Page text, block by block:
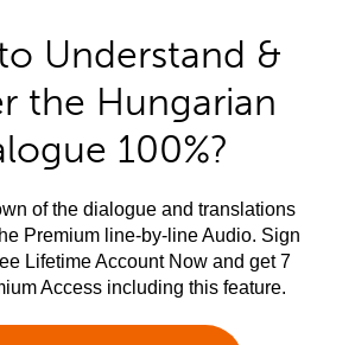
Understand &
the Hungarian
100%?
of the dialogue and translations
Premium line-by-line Audio. Sign
Lifetime Account Now and get 7
Access including this feature.